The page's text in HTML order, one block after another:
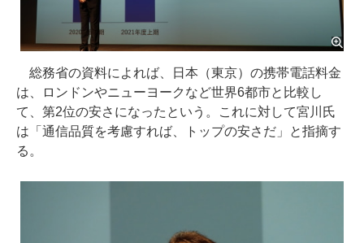
総務省の資料によれば、日本（東京）の携帯電話料金
は、ロンドンやニューヨークなど世界6都市と比較し
て、第2位の安さになったという。これに対して宮川氏
は「通信品質を考慮すれば、トップの安さだ」と指摘す
る。